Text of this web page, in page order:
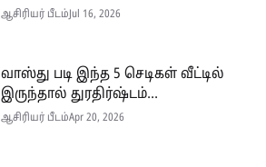
ஆசிரியர் பீடம் Jul 16, 2026
வாஸ்து படி இந்த 5 செடிகள் வீட்டில்
இருந்தால் துரதிர்ஷ்டம்...
ஆசிரியர் பீடம்Apr 20, 2026